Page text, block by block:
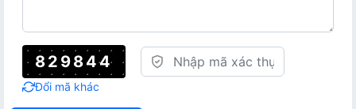
829844
Đổi mã khác